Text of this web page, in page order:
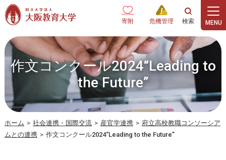
本文へ
寄附 危機管理
作文コンクール2024“Leading to
the Future”
ホーム > 社会連携・国際交流 > 産官学連携 > 府立高校教職コンソーシア
ムとの連携 > 作文コンクール2024“Leading to the Future”